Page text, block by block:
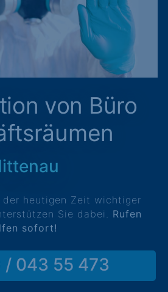
von Büro
heutigen Zeit wichtiger
Sie dabei. Rufen
sofort!
/ 043 55 473